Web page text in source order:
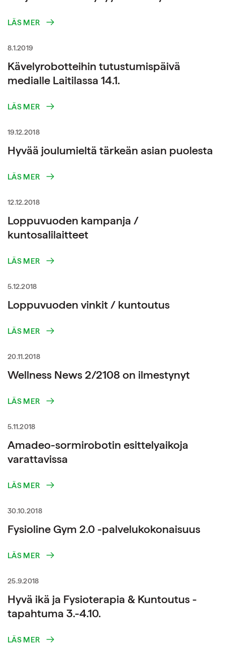
LÄS MER
8.1.2019
Kävelyrobotteihin tutustumispäivä
medialle Laitilassa 14.1.
LÄS MER
19.12.2018
Hyvää joulumieltä tärkeän asian puolesta
LÄS MER
12.12.2018
Loppuvuoden kampanja /
kuntosalilaitteet
LÄS MER
5.12.2018
Loppuvuoden vinkit / kuntoutus
LÄS MER
20.11.2018
Wellness News 2/2108 on ilmestynyt
LÄS MER
5.11.2018
Amadeo-sormirobotin esittelyaikoja
varattavissa
LÄS MER
30.10.2018
Fysioline Gym 2.0 -palvelukokonaisuus
LÄS MER
25.9.2018
Hyvä ikä ja Fysioterapia & Kuntoutus -
tapahtuma 3.-4.10.
LÄS MER